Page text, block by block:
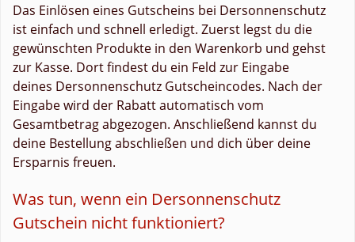
Das Einlösen eines Gutscheins bei Dersonnenschutz
ist einfach und schnell erledigt. Zuerst legst du die
gewünschten Produkte in den Warenkorb und gehst
zur Kasse. Dort findest du ein Feld zur Eingabe
deines Dersonnenschutz Gutscheincodes. Nach der
Eingabe wird der Rabatt automatisch vom
Gesamtbetrag abgezogen. Anschließend kannst du
deine Bestellung abschließen und dich über deine
Ersparnis freuen.
Was tun, wenn ein Dersonnenschutz
Gutschein nicht funktioniert?